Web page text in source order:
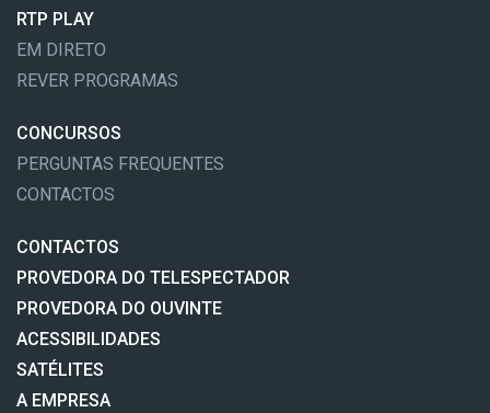
RTP PLAY
EM DIRETO
REVER PROGRAMAS
CONCURSOS
PERGUNTAS FREQUENTES
CONTACTOS
CONTACTOS
PROVEDORA DO TELESPECTADOR
PROVEDORA DO OUVINTE
ACESSIBILIDADES
SATÉLITES
A EMPRESA